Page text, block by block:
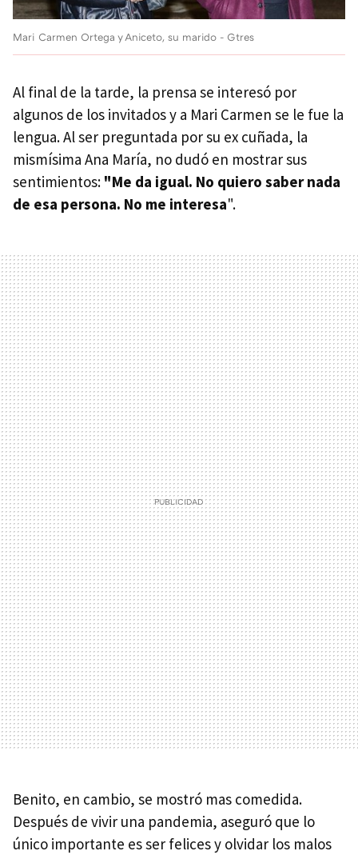
Mari Carmen Ortega y Aniceto, su marido - Gtres
Al final de la tarde, la prensa se interesó por
algunos de los invitados y a Mari Carmen se le fue la
lengua. Al ser preguntada por su ex cuñada, la
mismísima Ana María, no dudó en mostrar sus
sentimientos: "Me da igual. No quiero saber nada
de esa persona. No me interesa".
Benito, en cambio, se mostró mas comedida.
Después de vivir una pandemia, aseguró que lo
único importante es ser felices y olvidar los malos